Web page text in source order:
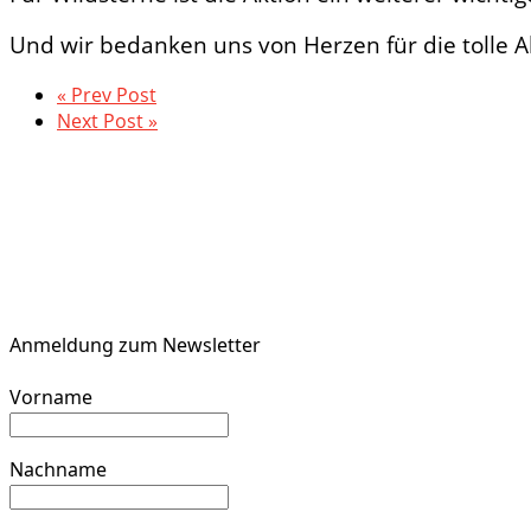
Und wir bedanken uns von Herzen für die tolle
« Prev Post
Next Post »
Anmeldung zum Newsletter
Vorname
Nachname